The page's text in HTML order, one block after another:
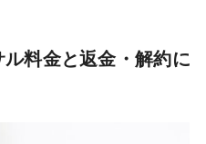
料金と返金・解約に